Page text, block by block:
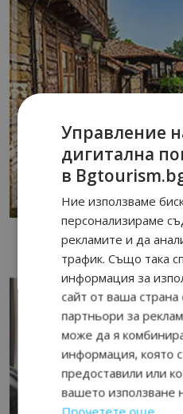
Управление
дигитална
в
Ние използваме
персонализираме
рекламите и да
трафик. Също така
информация за
сайт от ваша
партньори за
може да я
информация, която
предоставили или
вашето използване